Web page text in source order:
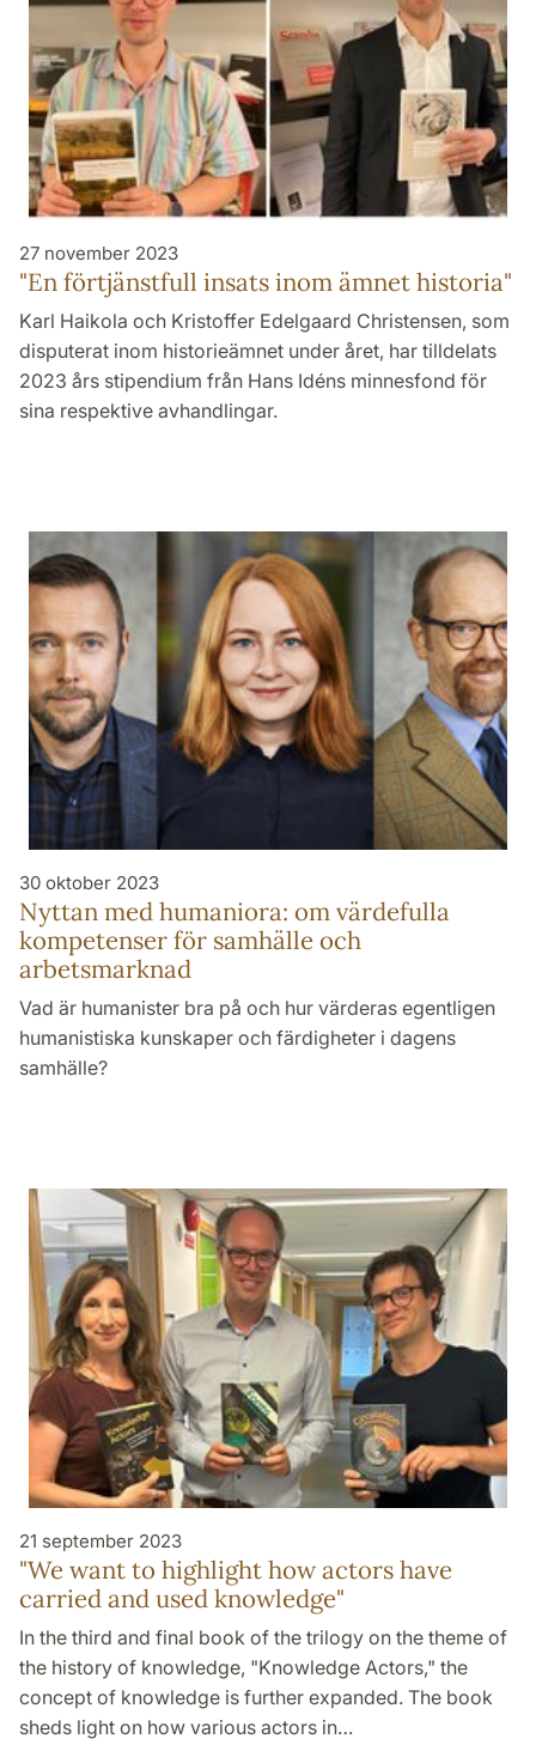
27 november 2023
"En förtjänstfull insats inom ämnet historia"
Karl Haikola och Kristoffer Edelgaard Christensen, som
disputerat inom historieämnet under året, har tilldelats
2023 års stipendium från Hans Idéns minnesfond för
sina respektive avhandlingar.
30 oktober 2023
Nyttan med humaniora: om värdefulla
kompetenser för samhälle och
arbetsmarknad
Vad är humanister bra på och hur värderas egentligen
humanistiska kunskaper och färdigheter i dagens
samhälle?
21 september 2023
"We want to highlight how actors have
carried and used knowledge"
In the third and final book of the trilogy on the theme of
the history of knowledge, "Knowledge Actors," the
concept of knowledge is further expanded. The book
sheds light on how various actors in…